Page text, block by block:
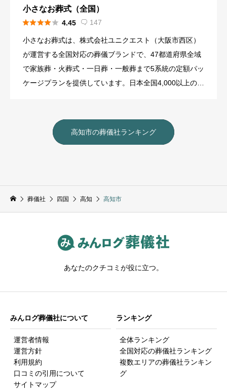
小さなお葬式（全国）
 4.45  147
小さなお葬式は、株式会社ユニクエスト（大阪市西区）
が運営する全国対応の葬儀ブランドで、47都道府県全域
で家族葬・火葬式・一日葬・一般葬まで5系統の定額パッ
ケージプランを提供しています。日本全国4,000以上の提
高知市の葬儀社ランキング
葬儀社 四国 高知 高知市
あなたのクチコミが役に立つ。
みんログ葬儀社について
運営者情報
運営方針
利用規約
口コミの引用について
サイトマップ
ランキング
全体ランキング
全国対応の葬儀社ランキング
複数エリアの葬儀社ランキン
グ